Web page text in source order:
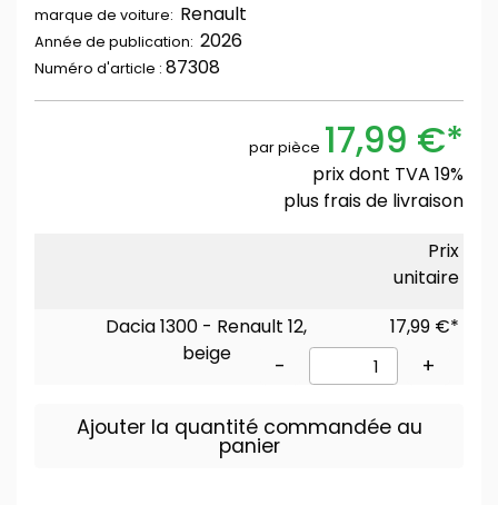
marque de voiture: Renault
Année de publication: 2026
Numéro d'article : 87308
par pièce 17,99 €*
prix dont TVA 19%
plus frais de livraison
Prix
unitaire
Dacia 1300 - Renault 12,
beige
17,99 €*
- +
Ajouter la quantité commandée au
panier